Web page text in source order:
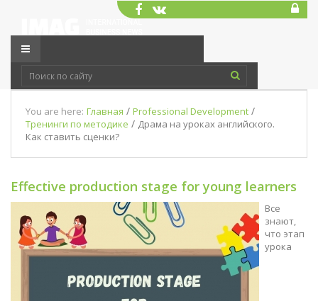
You are here: Главная / Professional Development /
Тренинги по методике / Драма на уроках английского.
Как ставить сценки?
Effective production stage for young learners
Все
знают,
что этап
урока